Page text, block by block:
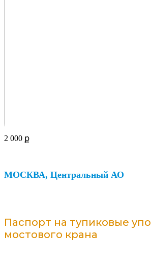
2 000 ք
МОСКВА, Центральный АО
Паспорт на тупиковые
мостового крана